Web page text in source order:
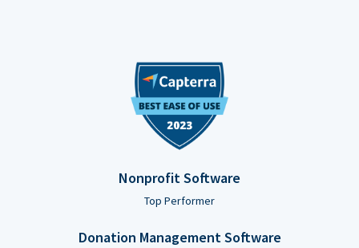
Nonprofit Software
Top Performer
Donation Management Software